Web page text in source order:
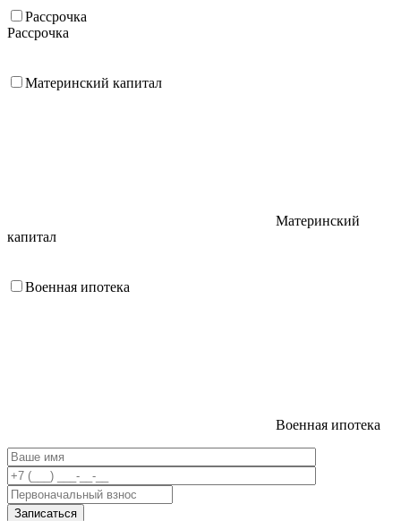
Рассрочка
Рассрочка
Материнский капитал
Материнский
капитал
Военная ипотека
Военная ипотека